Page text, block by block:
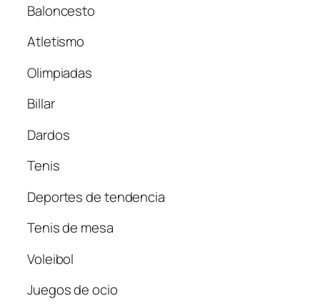
Baloncesto
Atletismo
Olimpiadas
Billar
Dardos
Tenis
Deportes de tendencia
Tenis de mesa
Voleibol
Juegos de ocio